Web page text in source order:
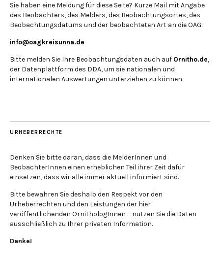
Sie haben eine Meldung für diese Seite? Kurze Mail mit Angabe
des Beobachters, des Melders, des Beobachtungsortes, des
Beobachtungsdatums und der beobachteten Art an die OAG:
info@oagkreisunna.de
Bitte melden Sie Ihre Beobachtungsdaten auch auf Ornitho.de,
der Datenplattform des DDA, um sie nationalen und
internationalen Auswertungen unterziehen zu können.
URHEBERRECHTE
Denken Sie bitte daran, dass die MelderInnen und
BeobachterInnen einen erheblichen Teil ihrer Zeit dafür
einsetzen, dass wir alle immer aktuell informiert sind.
Bitte bewahren Sie deshalb den Respekt vor den
Urheberrechten und den Leistungen der hier
veröffentlichenden OrnithologInnen – nutzen Sie die Daten
ausschließlich zu Ihrer privaten Information.
Danke!